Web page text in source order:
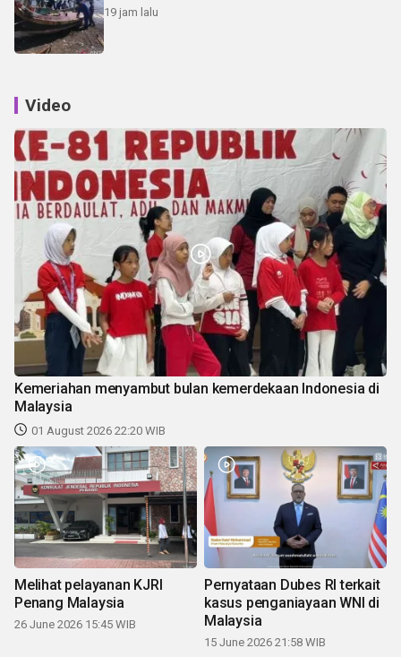
19 jam lalu
Video
Kemeriahan menyambut bulan kemerdekaan Indonesia di
Malaysia
01 August 2026 22:20 WIB
Melihat pelayanan KJRI
Penang Malaysia
26 June 2026 15:45 WIB
Pernyataan Dubes RI terkait
kasus penganiayaan WNI di
Malaysia
15 June 2026 21:58 WIB